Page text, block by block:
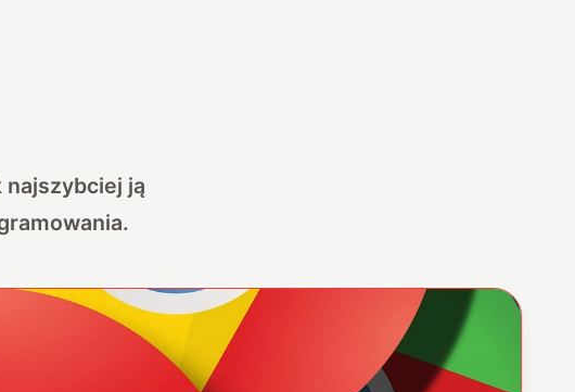
najszybciej ją